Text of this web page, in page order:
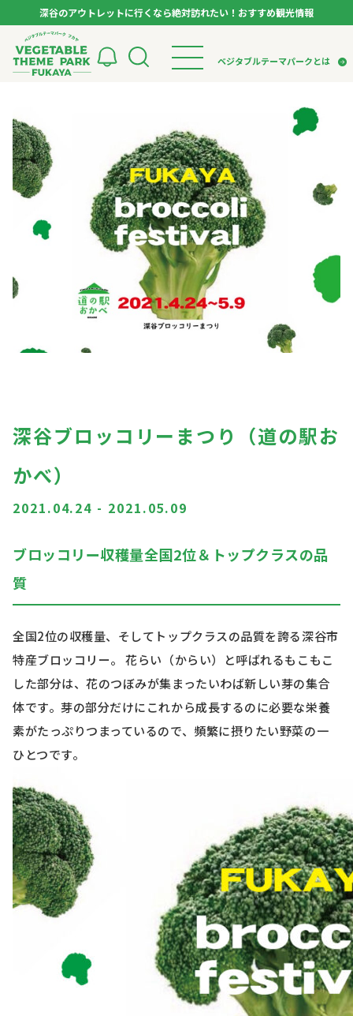
深谷のアウトレットに行くなら絶対訪れたい！おすすめ観光情報
ベジタブルテーマパークとは
検索
モデルコース
スポット
イベント
ベジタブルテーマパークとは
VTPキャストミーティング
パートナー企業について
市長インタビュー
生産者インタビュー
アンバサダー
お役立ち情報
レシピ集
深谷ブロッコリーまつり（道の駅お
かべ）
2021.04.24 - 2021.05.09
ブロッコリー収穫量全国2位＆トップクラスの品
質
全国2位の収穫量、そしてトップクラスの品質を誇る深谷市
特産ブロッコリー。 花らい（からい）と呼ばれるもこもこ
した部分は、花のつぼみが集まったいわば新しい芽の集合
体です。芽の部分だけにこれから成長するのに必要な栄養
素がたっぷりつまっているので、頻繁に摂りたい野菜の一
ひとつです。